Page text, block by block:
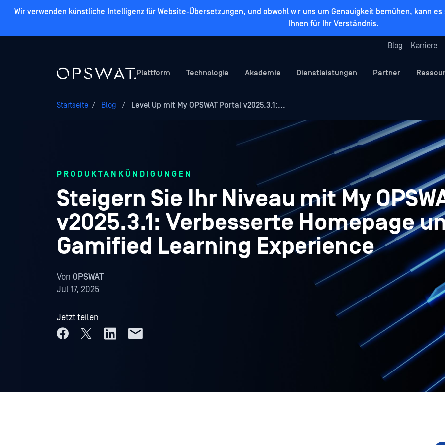
Wir verwenden künstliche Intelligenz für Website-Übersetzungen, und obwohl wir uns um Genauigkeit bemühen, kann
Ihnen für Ihr Verständnis.
Blog Karriere
Plattform Technologie Akademie Dienstleistungen Partner
Startseite / Blog / Level Up mit My OPSWAT Portal v2025.3.1:...
PRODUKTANKÜNDIGUNGEN
Steigern Sie Ihr Niveau mit My
v2025.3.1: Verbesserte Homepage
Gamified Learning Experience
Von OPSWAT
Jul 17, 2025
Jetzt teilen